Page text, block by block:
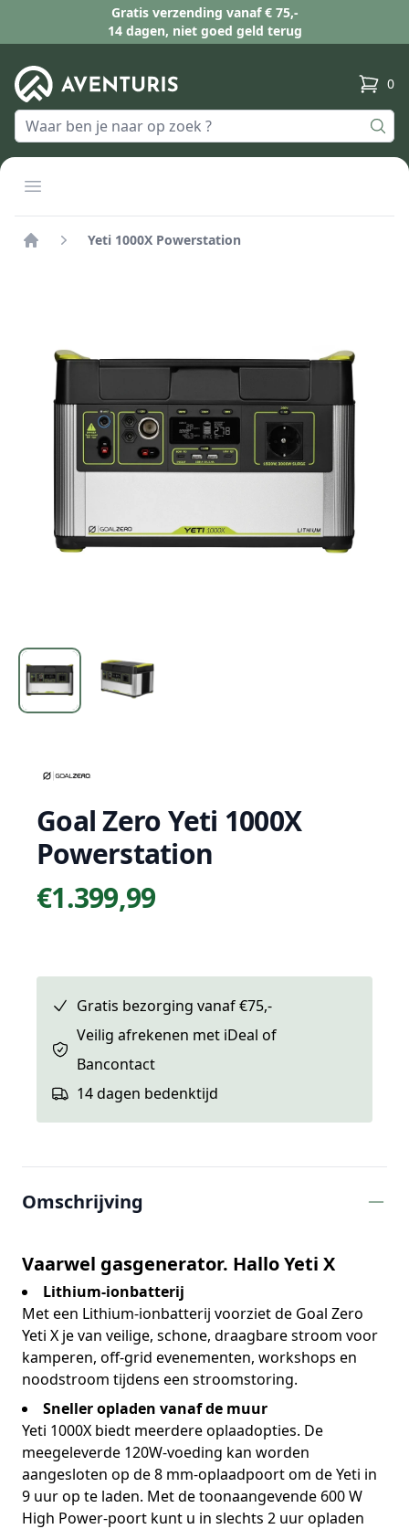
Gratis verzending vanaf € 75,-
14 dagen, niet goed geld terug
0
Open menu
Yeti 1000X Powerstation
Goal Zero Yeti 1000X
Powerstation
Prijs
€1.399,99
Gratis bezorging vanaf €75,-
Veilig afrekenen met iDeal of
Bancontact
14 dagen bedenktijd
Omschrijving
Vaarwel gasgenerator. Hallo Yeti X
Lithium-ionbatterij
Met een Lithium-ionbatterij voorziet de Goal Zero
Yeti X je van veilige, schone, draagbare stroom voor
kamperen, off-grid evenementen, workshops en
noodstroom tijdens een stroomstoring.
Sneller opladen vanaf de muur
Yeti 1000X biedt meerdere oplaadopties. De
meegeleverde 120W-voeding kan worden
aangesloten op de 8 mm-oplaadpoort om de Yeti in
9 uur op te laden. Met de toonaangevende 600 W
High Power-poort kunt u in slechts 2 uur opladen